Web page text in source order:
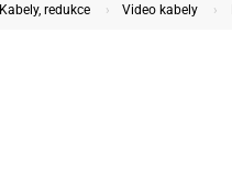
Kabely, redukce Video kabely